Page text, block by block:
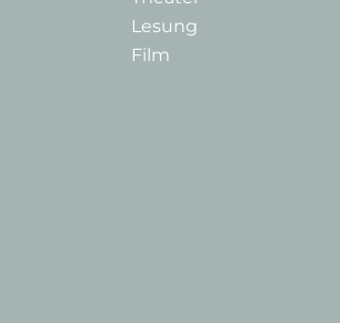
Lesung
Film